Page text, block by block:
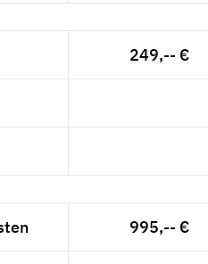
249,-- €
995,-- €